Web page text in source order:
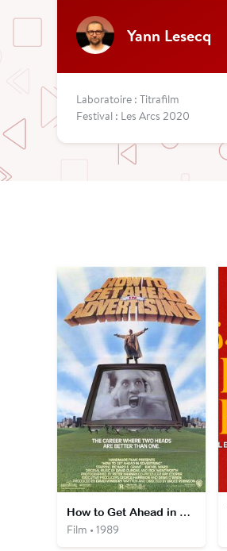
Yann Lesecq
Laboratoire : Titrafilm
Festival : Les Arcs 2020
How to Get Ahead in Advertising
Film • 1989